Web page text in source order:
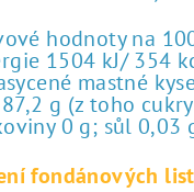
hodnoty na
1504 kJ/ 354
mastné
g (z toho
0 g; sůl 0,03
fondánových